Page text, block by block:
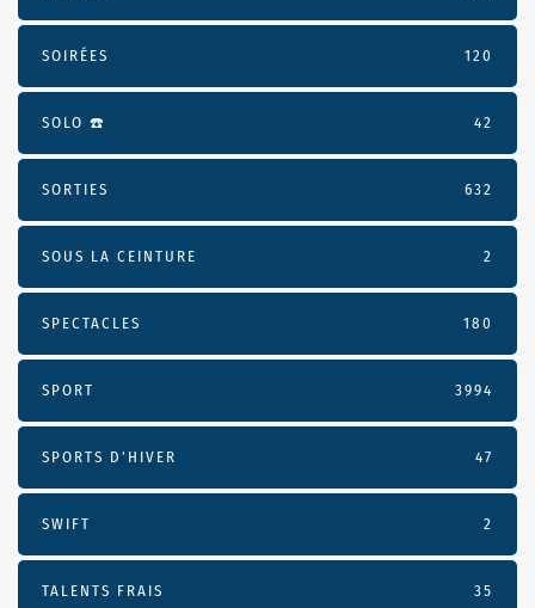
SOIRÉES 120
SOLO ☎️ 42
SORTIES 632
SOUS LA CEINTURE 2
SPECTACLES 180
SPORT 3994
SPORTS D'HIVER 47
SWIFT 2
TALENTS FRAIS 35